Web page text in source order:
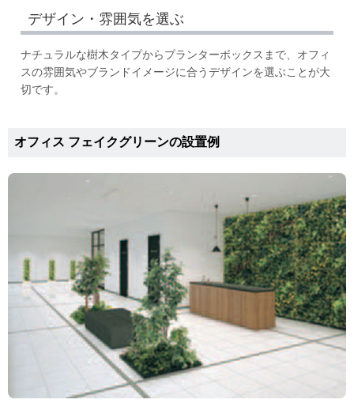
デザイン・雰囲気を選ぶ
ナチュラルな樹木タイプからプランターボックスまで、オフィ
スの雰囲気やブランドイメージに合うデザインを選ぶことが大
切です。
オフィス フェイクグリーンの設置例